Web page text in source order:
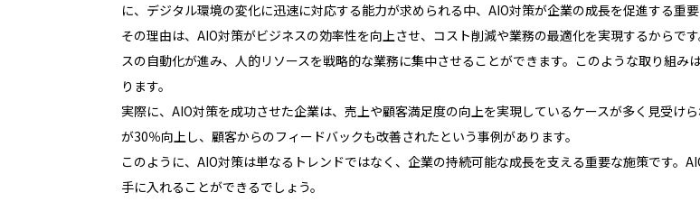
に、デジタル環境の変化に迅速に対応する能力が求められる中、AIO対策が企業の成長を促進する重要
その理由は、AIO対策がビジネスの効率性を向上させ、コスト削減や業務の最適化を実現するからで
スの自動化が進み、人的リソースを戦略的な業務に集中させることができます。このような取り組
ります。
実際に、AIO対策を成功させた企業は、売上や顧客満足度の向上を実現しているケースが多く見受け
が30％向上し、顧客からのフィードバックも改善されたという事例があります。
このように、AIO対策は単なるトレンドではなく、企業の持続可能な成長を支える重要な施策です。
手に入れることができるでしょう。